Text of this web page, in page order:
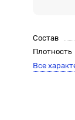
Состав
Плотность
Все